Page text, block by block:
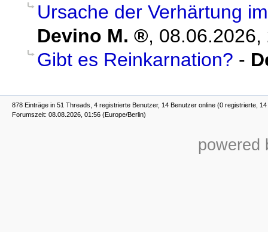
Ursache der Verhärtung
Devino M.
, 08.06.2026,
Gibt es Reinkarnation? -
878 Einträge in 51 Threads, 4 registrierte Benutzer, 14 Benutzer online (0 registrierte,
Forumszeit: 08.08.2026, 01:56 (Europe/Berlin)
powered